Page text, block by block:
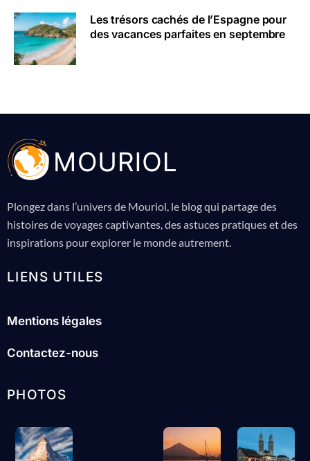
Les trésors cachés de l’Espagne pour
des vacances parfaites en septembre
Plongez dans l’univers de Mouriol, le blog qui partage des
histoires de voyages captivantes, des astuces pratiques et des
inspirations pour explorer le monde autrement.
LIENS UTILES
Mentions légales
Contactez-nous
PHOTOS